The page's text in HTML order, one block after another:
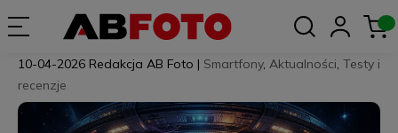
10-04-2026 Redakcja AB Foto | Smartfony, Aktualności, Testy i
recenzje